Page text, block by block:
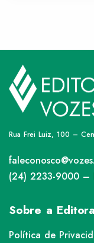
Rua Frei Luiz, 100 –
(24) 2233-9000 –
Sobre a Editora
Política de